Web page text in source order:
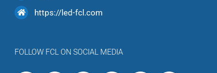
https://led-fcl.com
FOLLOW FCL ON SOCIAL MEDIA